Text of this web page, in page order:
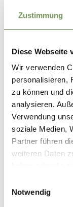
Zustimmung
Diese Webseite
Wir verwenden
personalisieren,
zu können und
analysieren.
Verwendung
soziale Medien,
Partner führen
weiteren Daten
Notwendig
MUSEI